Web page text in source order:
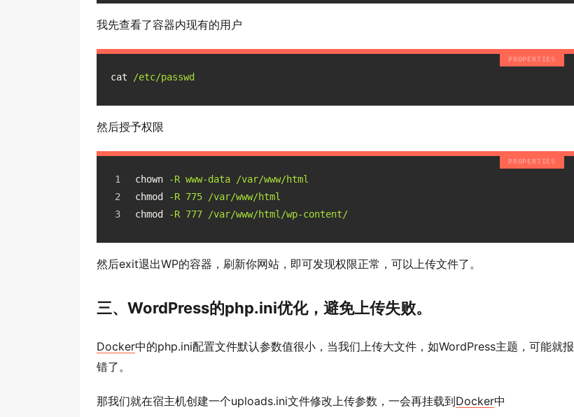
我先查看了容器内现有的用户
cat /etc/passwd
然后授予权限
chown
-R www-data /var/www/html
chmod
-R 775 /var/www/html
chmod
-R 777 /var/www/html/wp-content/
然后exit退出WP的容器，刷新你网站，即可发现权限正常，可以上传文件了。
三、WordPress的php.ini优化，避免上传失败。
Docker中的php.ini配置文件默认参数值很小，当我们上传大文件，如WordPress主题，可能就报
错了。
那我们就在宿主机创建一个uploads.ini文件修改上传参数，一会再挂载到Docker中